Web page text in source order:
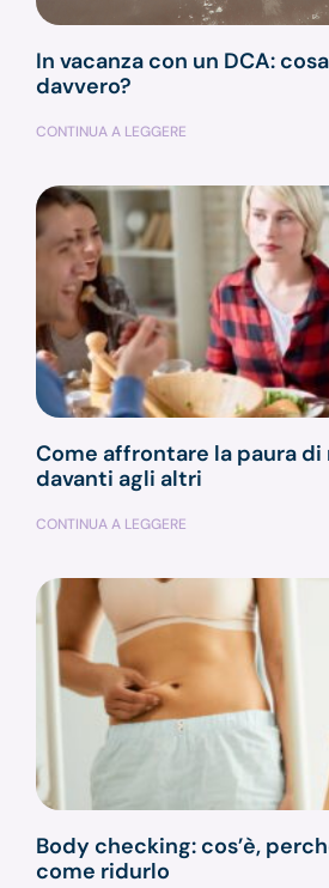
In vacanza con un DCA:
davvero?
CONTINUA A LEGGERE
Come affrontare la paura di
davanti agli altri
CONTINUA A LEGGERE
Body checking: cos’è,
come ridurlo